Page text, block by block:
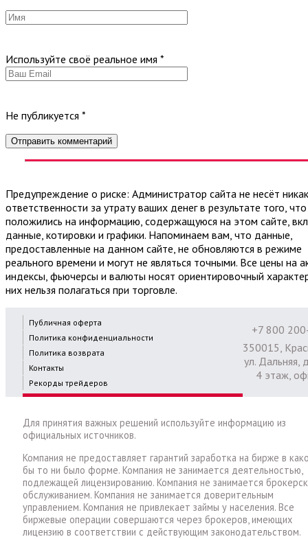
Используйте своё реальное имя *
Не публикуется *
Предупреждение о риске: Администратор сайта не несёт
ответственности за утрату ваших денег в результате того,
положились на информацию, содержащуюся на этом сайте,
данные, котировки и графики. Напоминаем вам, что данные,
предоставленные на данном сайте, не обновляются в режиме
реального времени и могут не являться точными. Все цены на
индексы, фьючерсы и валюты носят ориентировочный
них нельзя полагаться при торговле.
Публичная оферта
Политика конфиденциальности
Политика возврата
Контакты
Рекорды трейдеров
+7 800
350015,
ул. Дальняя,
4 этаж,
Для принятия важных решений используйте информацию из
официальных источников.
Компания не предоставляет гарантий заработка на бирже в
бы то ни было форме. Компания не занимается деятельностью,
подлежащей лицензированию. Компания не занимается
обслуживанием. Компания не занимается доверительным
управлением. Компания не привлекает займы у населения. Все
биржевые операции совершаются через брокеров, имеющих
лицензию в соответствии с действующим законодательством.